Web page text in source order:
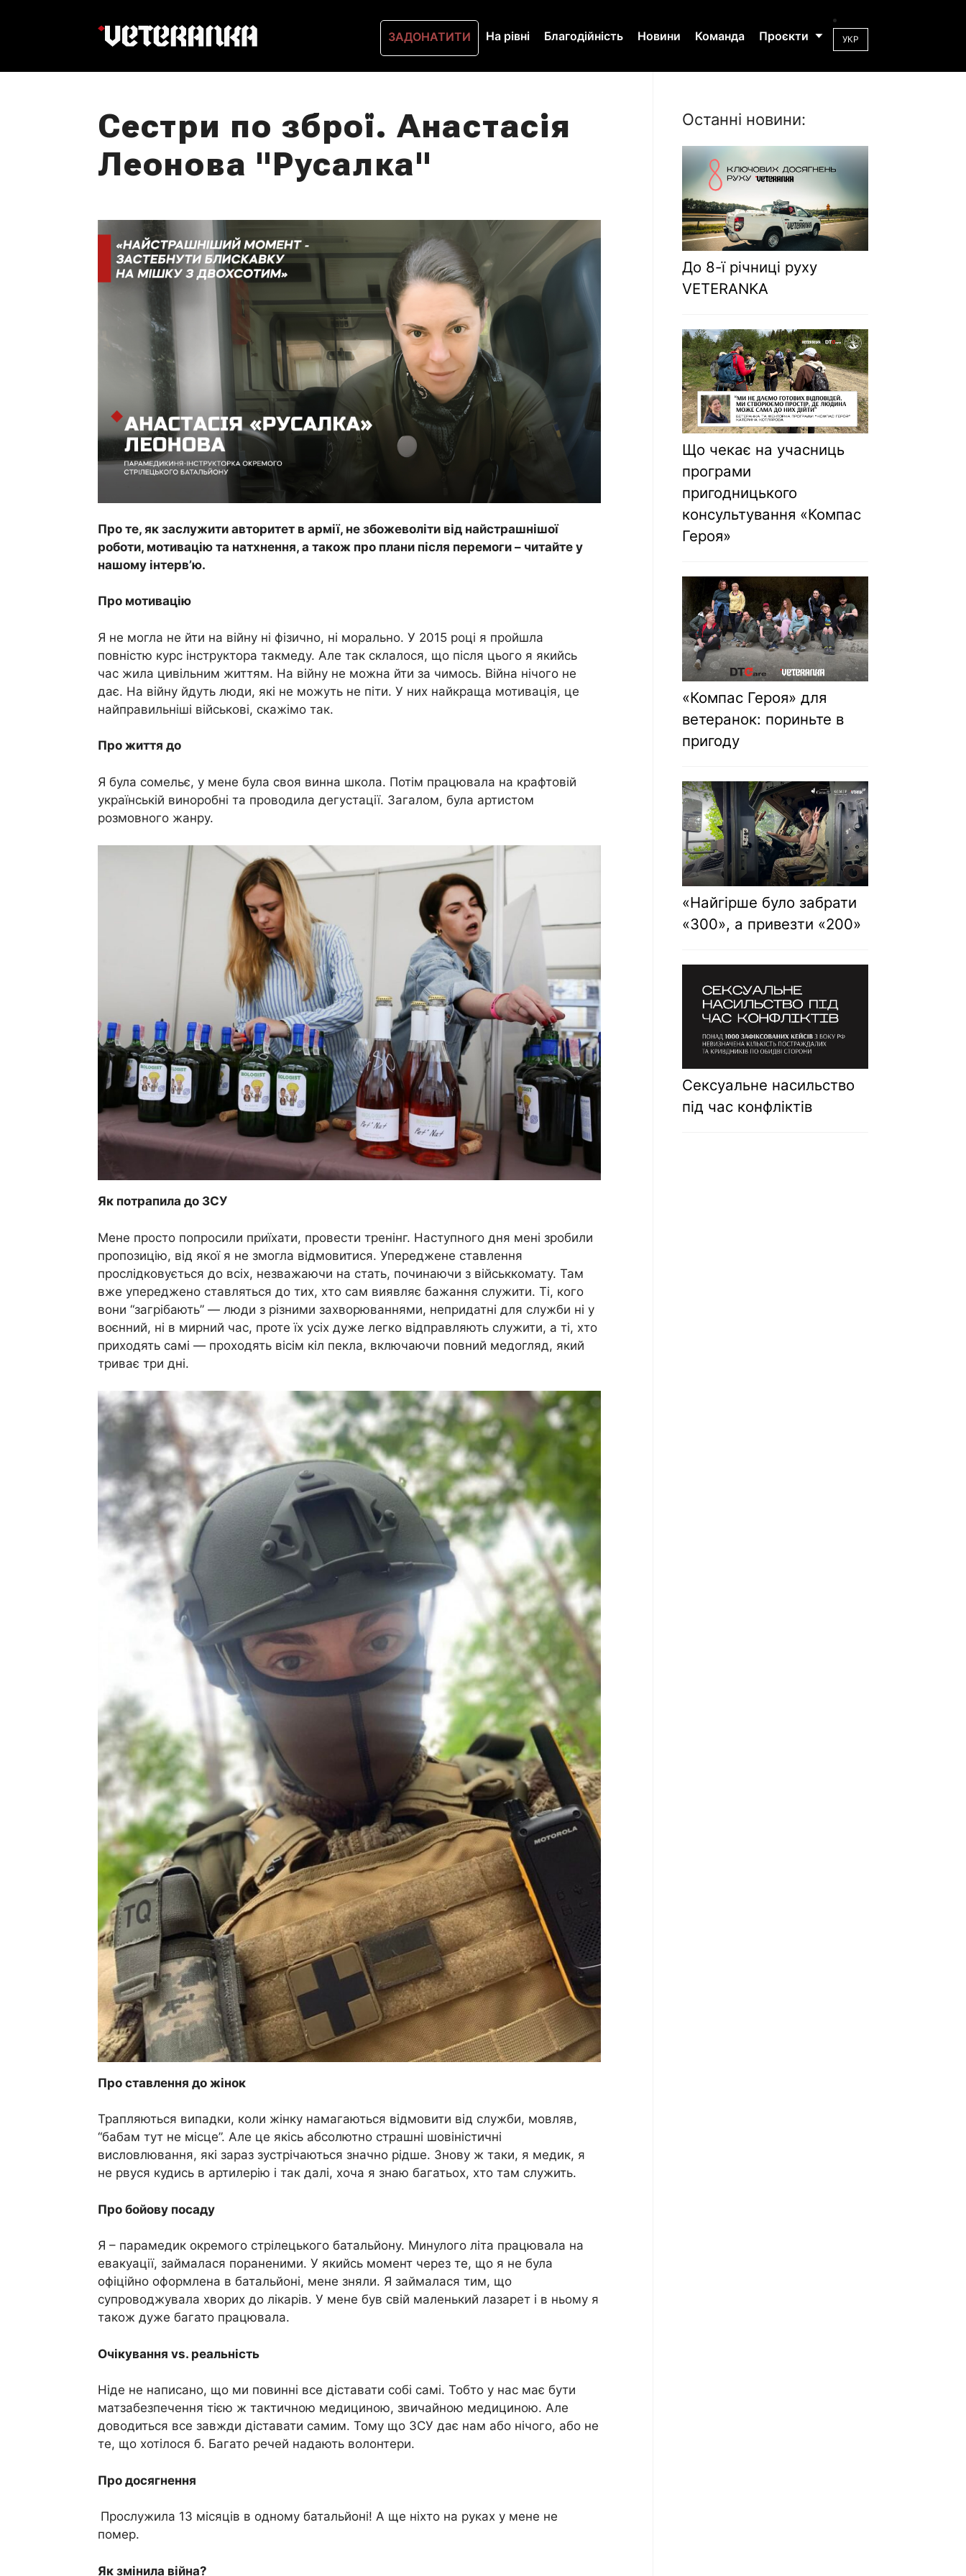
ЗАДОНАТИТИ На рівні Благодійність Новини Команда Проєкти УКР
Сестри по зброї. Анастасія
Леонова "Русалка"
Про те, як заслужити авторитет в армії, не збожеволіти від найстрашнішої
роботи, мотивацію та натхнення, а також про плани після перемоги – читайте у
нашому інтерв’ю.
Про мотивацію
Я не могла не йти на війну ні фізично, ні морально. У 2015 році я пройшла
повністю курс інструктора такмеду. Але так склалося, що після цього я якийсь
час жила цивільним життям. На війну не можна йти за чимось. Війна нічого не
дає. На війну йдуть люди, які не можуть не піти. У них найкраща мотивація, це
найправильніші військові, скажімо так.
Про життя до
Я була сомельє, у мене була своя винна школа. Потім працювала на крафтовій
українській виноробні та проводила дегустації. Загалом, була артистом
розмовного жанру.
Як потрапила до ЗСУ
Мене просто попросили приїхати, провести тренінг. Наступного дня мені зробили
пропозицію, від якої я не змогла відмовитися. Упереджене ставлення
прослідковується до всіх, незважаючи на стать, починаючи з військкомату. Там
вже упереджено ставляться до тих, хто сам виявляє бажання служити. Ті, кого
вони “загрібають” — люди з різними захворюваннями, непридатні для служби ні у
воєнний, ні в мирний час, проте їх усіх дуже легко відправляють служити, а ті, хто
приходять самі — проходять вісім кіл пекла, включаючи повний медогляд, який
триває три дні.
Про ставлення до жінок
Трапляються випадки, коли жінку намагаються відмовити від служби, мовляв,
“бабам тут не місце”. Але це якісь абсолютно страшні шовіністичні
висловлювання, які зараз зустрічаються значно рідше. Знову ж таки, я медик, я
не рвуся кудись в артилерію і так далі, хоча я знаю багатьох, хто там служить.
Про бойову посаду
Я – парамедик окремого стрілецького батальйону. Минулого літа працювала на
евакуації, займалася пораненими. У якийсь момент через те, що я не була
офіційно оформлена в батальйоні, мене зняли. Я займалася тим, що
супроводжувала хворих до лікарів. У мене був свій маленький лазарет і в ньому я
також дуже багато працювала.
Очікування vs. реальність
Ніде не написано, що ми повинні все діставати собі самі. Тобто у нас має бути
матзабезпечення тією ж тактичною медициною, звичайною медициною. Але
доводиться все завжди діставати самим. Тому що ЗСУ дає нам або нічого, або не
те, що хотілося б. Багато речей надають волонтери.
Про досягнення
Прослужила 13 місяців в одному батальйоні! А ще ніхто на руках у мене не
помер.
Як змінила війна?
Останні новини:
До 8-ї річниці руху
VETERANKA
Що чекає на учасниць
програми
пригодницького
консультування «Компас
Героя»
«Компас Героя» для
ветеранок: пориньте в
пригоду
«Найгірше було забрати
«300», а привезти «200»
Сексуальне насильство
під час конфліктів